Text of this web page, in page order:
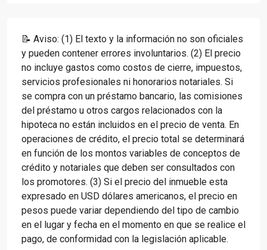
📝 Aviso: (1) El texto y la información no son oficiales
y pueden contener errores involuntarios. (2) El precio
no incluye gastos como costos de cierre, impuestos,
servicios profesionales ni honorarios notariales. Si
se compra con un préstamo bancario, las comisiones
del préstamo u otros cargos relacionados con la
hipoteca no están incluidos en el precio de venta. En
operaciones de crédito, el precio total se determinará
en función de los montos variables de conceptos de
crédito y notariales que deben ser consultados con
los promotores. (3) Si el precio del inmueble esta
expresado en USD dólares americanos, el precio en
pesos puede variar dependiendo del tipo de cambio
en el lugar y fecha en el momento en que se realice el
pago, de conformidad con la legislación aplicable.